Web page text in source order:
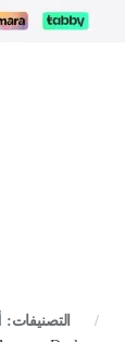
التصنيفات: